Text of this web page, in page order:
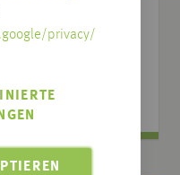
privacy/
Keilnut + Feder